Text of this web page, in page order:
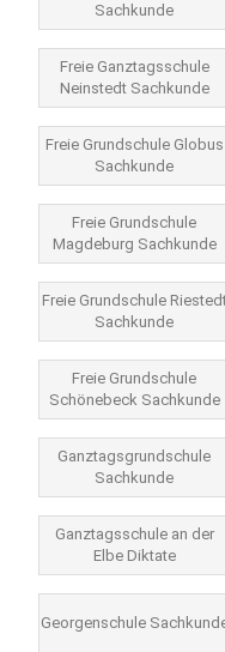
Sachkunde
Freie Ganztagsschule
Neinstedt Sachkunde
Freie Grundschule Globus
Sachkunde
Freie Grundschule
Magdeburg Sachkunde
Freie Grundschule
Sachkunde
Freie Grundschule
Schönebeck Sachkunde
Ganztagsgrundschule
Sachkunde
Ganztagsschule an der
Elbe Diktate
Georgenschule